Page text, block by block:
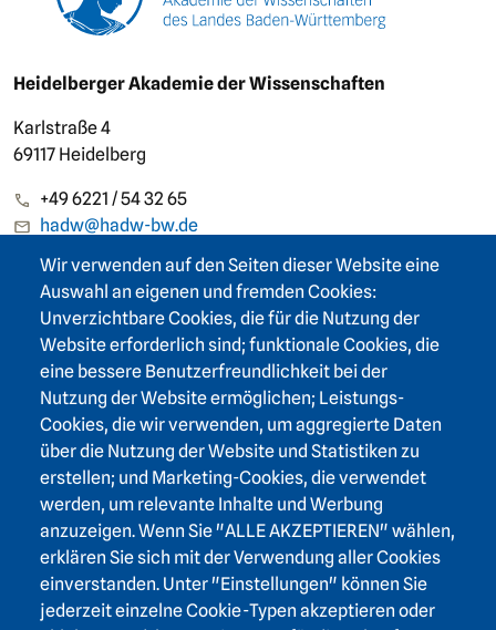
Wir verwenden auf den Seiten dieser Website eine
Auswahl an eigenen und fremden Cookies:
Unverzichtbare Cookies, die für die Nutzung der
Website erforderlich sind; funktionale Cookies, die
eine bessere Benutzerfreundlichkeit bei der
Nutzung der Website ermöglichen; Leistungs-
Cookies, die wir verwenden, um aggregierte Daten
über die Nutzung der Website und Statistiken zu
erstellen; und Marketing-Cookies, die verwendet
werden, um relevante Inhalte und Werbung
anzuzeigen. Wenn Sie "ALLE AKZEPTIEREN" wählen,
erklären Sie sich mit der Verwendung aller Cookies
einverstanden. Unter "Einstellungen" können Sie
jederzeit einzelne Cookie-Typen akzeptieren oder
Footer area two
Login Intranet
Presse
Förderverein
Kontakt
Barrierefreiheit
Leichte Sprache
Footer area three
Heidelberger Akademie der Wissenschaften
Karlstraße 4
69117 Heidelberg
+49 6221 / 54 32 65
hadw@hadw-bw.de
Impressum Datenschutz Cookies